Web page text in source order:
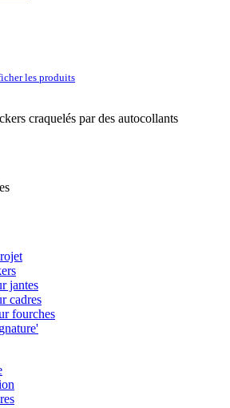
les produits
craquelés par des autocollants
jantes
cadres
fourches